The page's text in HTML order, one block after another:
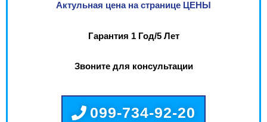
Актульная цена на странице ЦЕНЫ
Гарантия 1 Год/5 Лет
Звоните для консультации
099-734-92-20